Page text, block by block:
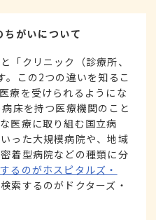
ちがいについて
「クリニック（診療所、
。この2つの違いを知るこ
療を受けられるようにな
床を持つ医療機関のこと
医療に取り組む国立病
った大規模病院や、地域
着型病院などの種類に分
るのがホスピタルズ・
索するのがドクターズ・